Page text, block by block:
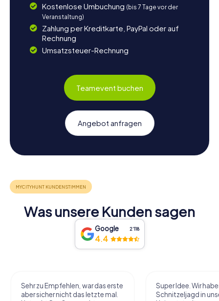
Kostenlose Umbuchung (bis 7 Tage vor der
Veranstaltung)
Zahlung per Kreditkarte, PayPal oder auf
Rechnung
Umsatzsteuer-Rechnung
Teamevent buchen
Angebot anfragen
Was unsere Kunden sagen
Google 2‘118
4.4
Sehr zu Empfehlen, war das erste
aber sicher nicht das letzte mal.
Super Idee. Wir
Schnitzeljagd in